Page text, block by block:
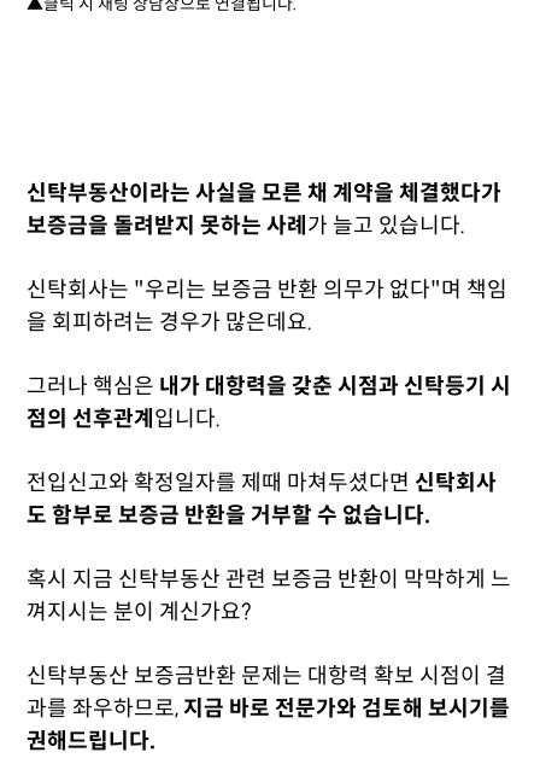
신탁부동산이라는 사실을 모른 채 계약을 체결했다가
보증금을 돌려받지 못하는 사례 가 늘고 있습니다.
신탁회사는 "우리는 보증금 반환 의무가 없다"며 책임
을 회피하려는 경우가 많은데요.
그러나 핵심은 내가 대항력을 갖춘 시점과 신탁등기 시
점의 선후관계 입니다.
전입신고와 확정일자를 제때 마쳐두셨다면 신탁회사
도 함부로 보증금 반환을 거부할 수 없습니다.
혹시 지금 신탁부동산 관련 보증금 반환이 막막하게 느
껴지시는 분이 계신가요?
신탁부동산 보증금반환 문제는 대항력 확보 시점이 결
과를 좌우하므로,지금 바로 전문가와 검토해 보시기를
권해드립니다.